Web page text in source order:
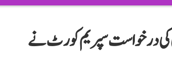
درخواست سپریم کورٹ نے